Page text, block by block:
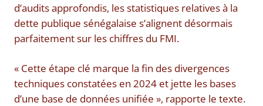
d’audits approfondis, les statistiques relatives à la
dette publique sénégalaise s’alignent désormais
parfaitement sur les chiffres du FMI.
« Cette étape clé marque la fin des divergences
techniques constatées en 2024 et jette les bases
d’une base de données unifiée », rapporte le texte.